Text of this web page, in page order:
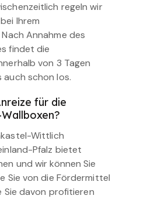
regeln wir
Ihrem
Annahme des
findet die
von 3 Tagen
schon los.
für die
Wittlich
Pfalz bietet
und wir können Sie
Sie von die Fördermittel
Sie davon profitieren